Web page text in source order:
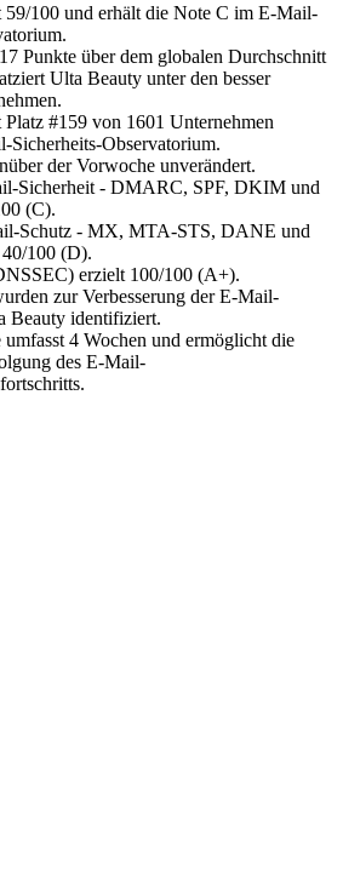
59/100 und erhält die Note C im E-Mail-
Punkte über dem globalen Durchschnitt
Ulta Beauty unter den besser
#159 von 1601 Unternehmen
Observatorium.
der Vorwoche unverändert.
Sicherheit - DMARC, SPF, DKIM und
(C).
Schutz - MX, MTA-STS, DANE und
100 (D).
erzielt 100/100 (A+).
zur Verbesserung der E-Mail-
Beauty identifiziert.
4 Wochen und ermöglicht die
des E-Mail-